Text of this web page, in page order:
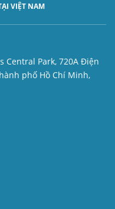
VIỆT NAM
Central Park, 720A Điện
phố Hồ Chí Minh,